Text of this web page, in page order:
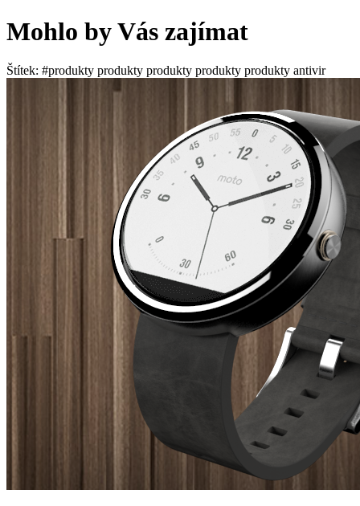
Mohlo by Vás zajímat
Štítek: #produkty produkty produkty produkty produkty antivir